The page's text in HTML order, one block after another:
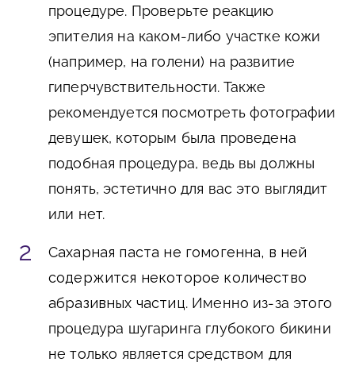
процедуре. Проверьте реакцию
эпителия на каком-либо участке кожи
(например, на голени) на развитие
гиперчувствительности. Также
рекомендуется посмотреть фотографии
девушек, которым была проведена
подобная процедура, ведь вы должны
понять, эстетично для вас это выглядит
или нет.
Сахарная паста не гомогенна, в ней
содержится некоторое количество
абразивных частиц. Именно из-за этого
процедура шугаринга глубокого бикини
не только является средством для